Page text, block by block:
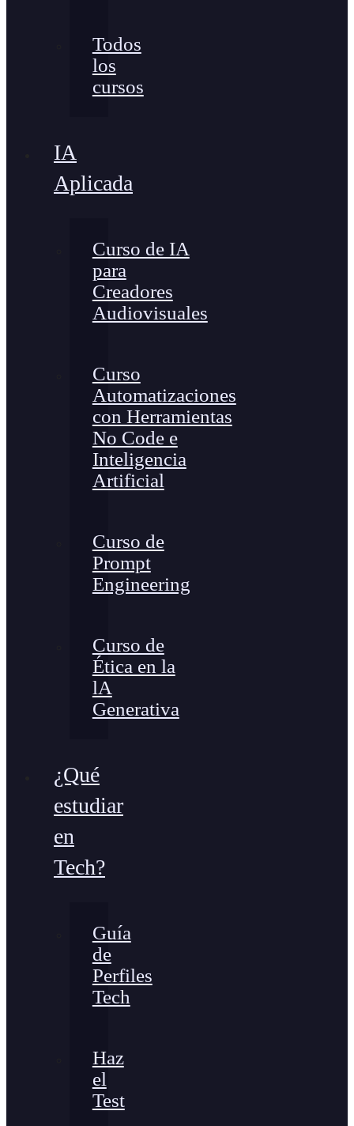
Todos
los
cursos
IA
Aplicada
Curso de IA
para
Creadores
Audiovisuales
Curso
Automatizaciones
con Herramientas
No Code e
Inteligencia
Artificial
Curso de
Prompt
Engineering
Curso de
Ética en la
lA
Generativa
¿Qué
estudiar
en
Tech?
Guía
de
Perfiles
Tech
Haz
el
Test